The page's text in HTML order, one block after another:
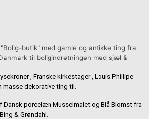
butik" med gamle og antikke ting fra
til boligindretningen med sjæl &
, Franske kirkestager , Louis Phillipe
masse dekorative ting til.
Dansk porcelæn Musselmalet og Blå Blomst fra
& Grøndahl.